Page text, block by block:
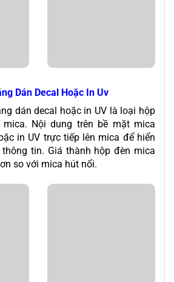
Dán Decal Hoặc In Uv
dán decal hoặc in UV là loại hộp
Nội dung trên bề mặt mica
in UV trực tiếp lên mica để hiển
tin. Giá thành hộp đèn mica
so với mica hút nổi.